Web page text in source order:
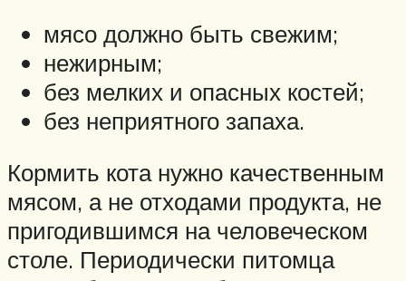
мясо должно быть свежим;
нежирным;
без мелких и опасных костей;
без неприятного запаха.
Кормить кота нужно качественным
мясом, а не отходами продукта, не
пригодившимся на человеческом
столе. Периодически питомца